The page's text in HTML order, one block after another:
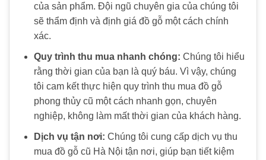
của sản phẩm. Đội ngũ chuyên gia của chúng tôi
sẽ thẩm định và định giá đồ gỗ một cách chính
xác.
Quy trình thu mua nhanh chóng: Chúng tôi hiểu
rằng thời gian của bạn là quý báu. Vì vậy, chúng
tôi cam kết thực hiện quy trình thu mua đồ gỗ
phong thủy cũ một cách nhanh gọn, chuyên
nghiệp, không làm mất thời gian của khách hàng.
Dịch vụ tận nơi: Chúng tôi cung cấp dịch vụ thu
mua đồ gỗ cũ Hà Nội tận nơi, giúp bạn tiết kiệm